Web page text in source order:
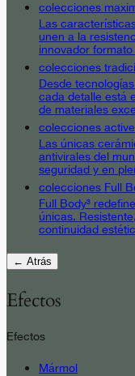
colecciones
Las
unen a la
innovador
colecciones
Desde
cada detalle está
de materiales
colecciones
Las únicas
antivirales del
seguridad y en
colecciones Full
Full Body³
únicas.
continuidad
← Atrás
Efectos
Efectos
Mármol